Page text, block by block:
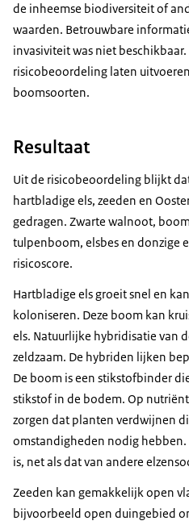
de inheemse biodiversiteit of
waarden. Betrouwbare
invasiviteit was niet
risicobeoordeling laten
boomsoorten.
Resultaat
Uit de risicobeoordeling blijkt
hartbladige els, zeeden en
gedragen. Zwarte walnoot,
tulpenboom, elsbes en donzige
risicoscore.
Hartbladige els groeit snel en
koloniseren. Deze boom kan
els. Natuurlijke hybridisatie van
zeldzaam. De hybriden lijken
De boom is een stikstofbinder
stikstof in de bodem. Op
zorgen dat planten verdwijnen
omstandigheden nodig
is, net als dat van andere
Zeeden kan gemakkelijk open
bijvoorbeeld open duingebied